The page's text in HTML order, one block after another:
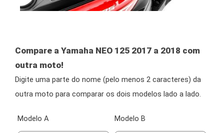
Compare a Yamaha NEO 125 2017 a 2018 com
outra moto!
Digite uma parte do nome (pelo menos 2 caracteres) da
outra moto para comparar os dois modelos lado a lado.
Modelo A Modelo B